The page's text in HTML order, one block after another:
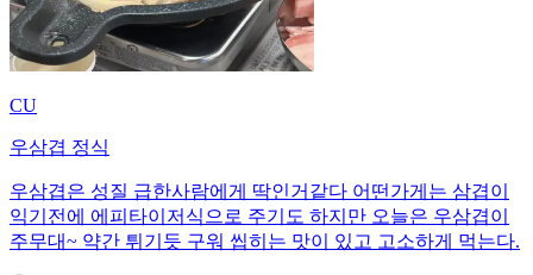
CU
우삼겹 정식
우삼겹은 성질 급한사람에게 딱인거같다 어떤가게는 삼겹이
익기전에 에피타이저식으로 주기도 하지만 오늘은 우삼겹이
주무대~ 약간 튀기듯 구워 씹히는 맛이 있고 고소하게 먹는다.